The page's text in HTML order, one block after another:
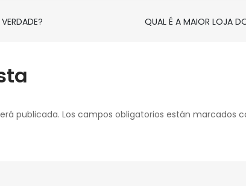
DEDO
QUAL É A MAIOR LOJA
publicada. Los campos obligatorios están marcados